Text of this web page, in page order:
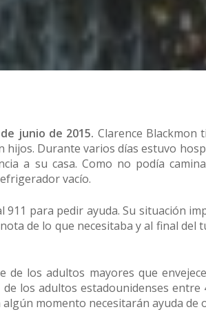
junio de 2015. Clarence Blackmon
hijos. Durante varios días estuvo
a su casa. Como no podía
vacío.
911 para pedir ayuda. Su situación
de lo que necesitaba y al final
de los adultos mayores que
de los adultos estadounidenses
momento necesitarán ayuda